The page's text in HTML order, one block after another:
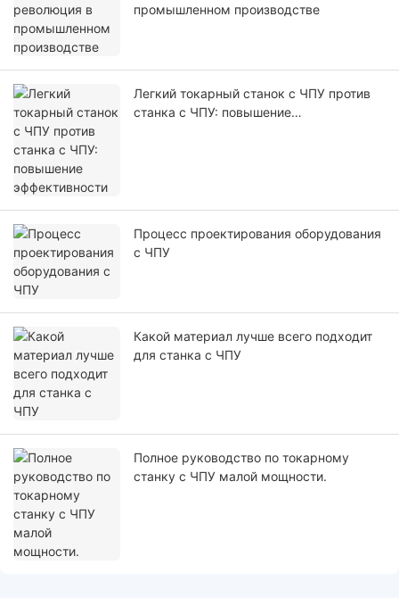
промышленном производстве
Легкий токарный станок с ЧПУ против
станка с ЧПУ: повышение
Процесс проектирования оборудования
с ЧПУ
Какой материал лучше всего подходит
для станка с ЧПУ
Полное руководство по токарному
станку с ЧПУ малой мощности.